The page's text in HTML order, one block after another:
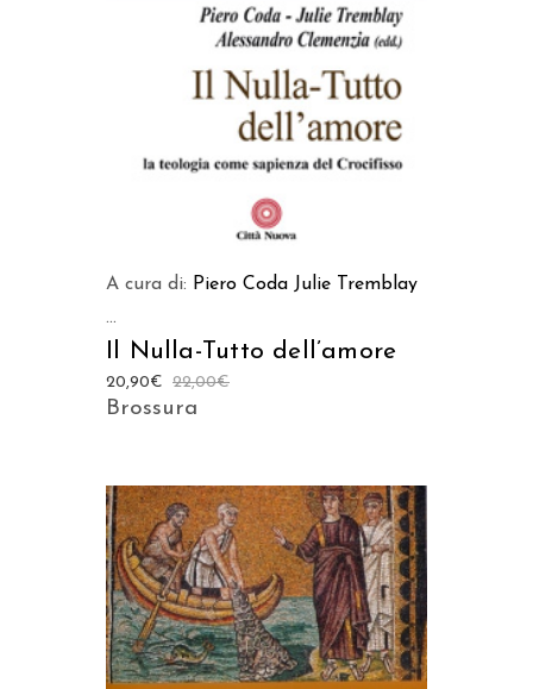
AGGIUNGI AL CARRELLO
A cura di: Piero Coda Julie Tremblay
...
Il Nulla-Tutto dell’amore
22,00€
20,90€
Brossura